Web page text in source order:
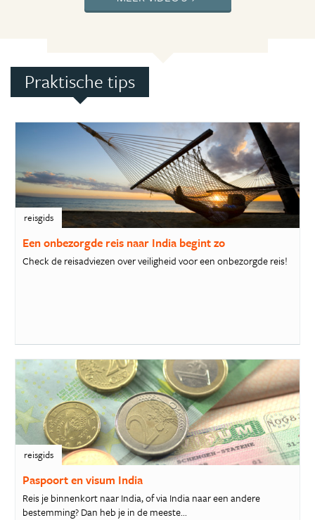
Praktische tips
reisgids
Een onbezorgde reis naar India begint zo
Check de reisadviezen over veiligheid voor een onbezorgde reis!
reisgids
Paspoort en visum India
Reis je binnenkort naar India, of via India naar een andere
bestemming? Dan heb je in de meeste...